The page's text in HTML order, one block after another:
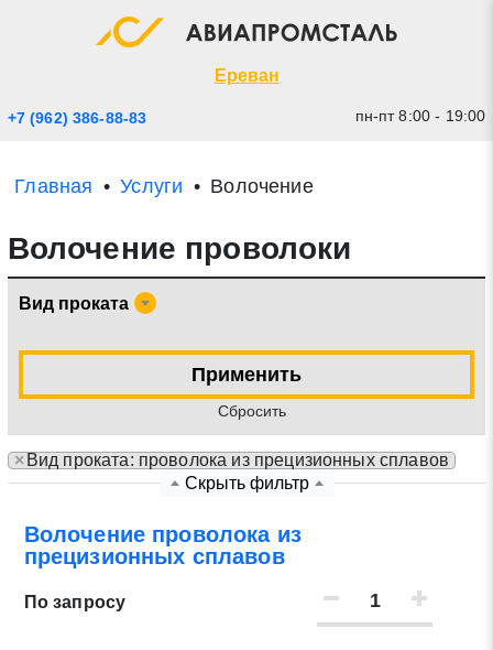
Ереван
+7 (962) 386-88-83 пн-пт 8:00 - 19:00
Главная Услуги Волочение
Волочение проволоки
Вид проката
Применить
Cбросить
× Вид проката: проволока из прецизионных сплавов
Скрыть фильтр
Волочение проволока из
прецизионных сплавов
По запросу
Экспресс заявка
* - обязательные поля для заполнения
Прикрепить файл (до 20 mb)
Отправить заявку
Нажимая на кнопку «Отправить заявку» Вы даете
согласие на обработку своих персональных данных в
соответствии со статьей 9 Федерального закона от 27
июля 2006 г. N 152-ФЗ «О персональных данных», а